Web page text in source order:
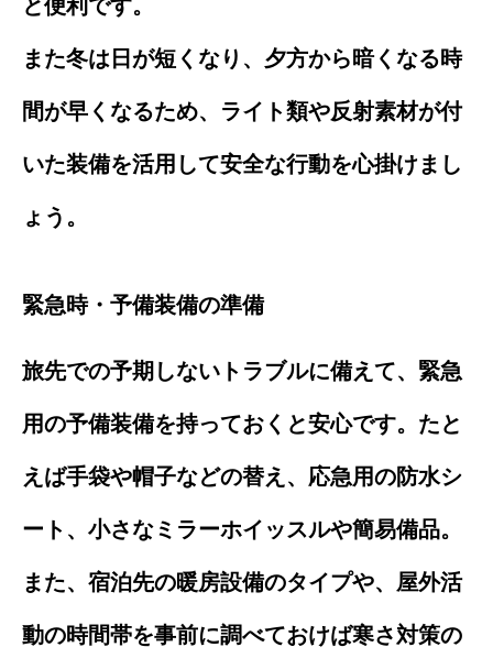
と便利です。
また冬は日が短くなり、夕方から暗くなる時
間が早くなるため、ライト類や反射素材が付
いた装備を活用して安全な行動を心掛けまし
ょう。
緊急時・予備装備の準備
旅先での予期しないトラブルに備えて、緊急
用の予備装備を持っておくと安心です。たと
えば手袋や帽子などの替え、応急用の防水シ
ート、小さなミラーホイッスルや簡易備品。
また、宿泊先の暖房設備のタイプや、屋外活
動の時間帯を事前に調べておけば寒さ対策の